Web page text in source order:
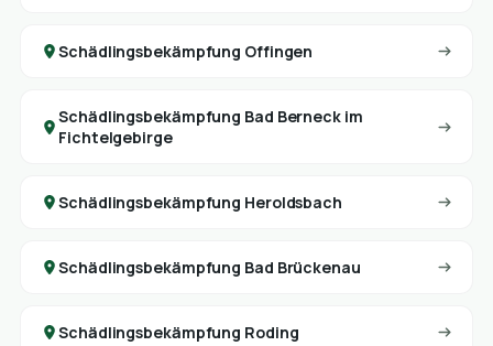
Schädlingsbekämpfung Offingen
Schädlingsbekämpfung Bad Berneck im
Fichtelgebirge
Schädlingsbekämpfung Heroldsbach
Schädlingsbekämpfung Bad Brückenau
Schädlingsbekämpfung Roding